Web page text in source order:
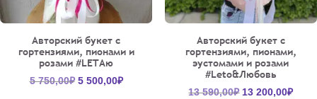
Авторский букет с
гортензиями, пионами и
розами #LETAю
5 750,00₽ Первоначальная
5 500,00₽Текущая
Авторский букет с
гортензиями, пионами,
эустомами и розами
#Leto&Любовь
13 590,00₽ 13 200,00₽